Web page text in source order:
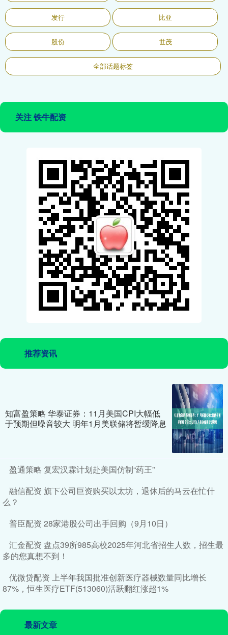
发行 比亚
股份 世茂
全部话题标签
关注 铁牛配资
推荐资讯
知富盈策略 华泰证券：11月美国CPI大幅低
于预期但噪音较大 明年1月美联储将暂缓降息
盈通策略 复宏汉霖计划赴美国仿制“药王”
融信配资 旗下公司巨资购买以太坊，退休后的马云在忙什
么？
普臣配资 28家港股公司出手回购（9月10日）
汇金配资 盘点39所985高校2025年河北省招生人数，招生最
多的您真想不到！
优微贷配资 上半年我国批准创新医疗器械数量同比增长
87%，恒生医疗ETF(513060)活跃翻红涨超1%
最新文章